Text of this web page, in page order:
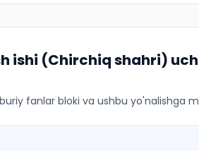
ishi (Chirchiq shahri)
fanlar bloki va ushbu yo'nalishga